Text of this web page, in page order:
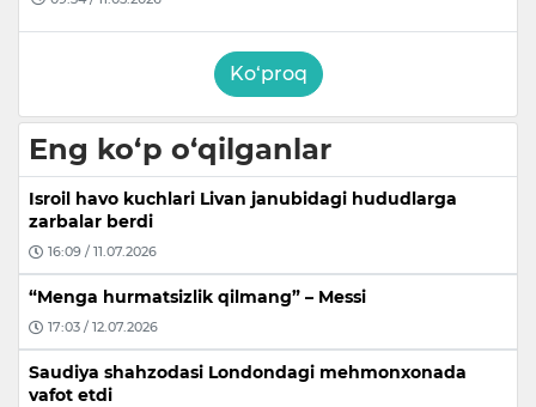
Ko‘proq
Eng ko‘p o‘qilganlar
Isroil havo kuchlari Livan janubidagi hududlarga
zarbalar berdi
16:09 / 11.07.2026
“Menga hurmatsizlik qilmang” – Messi
17:03 / 12.07.2026
Saudiya shahzodasi Londondagi mehmonxonada
vafot etdi